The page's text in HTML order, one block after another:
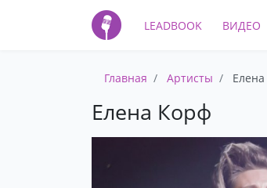
LEADBOOK ВИДЕО
Главная Артисты
Елена Корф